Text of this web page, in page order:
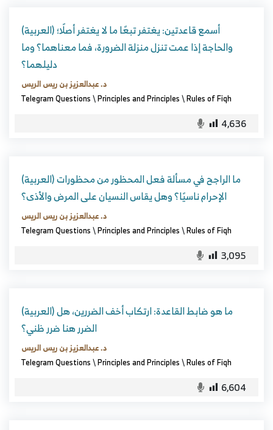
(العربية) أسمع قاعدتين: يغتفر تبعًا ما لا يغتفر أصلًا؛
والحاجة إذا عمت تنزل منزلة الضرورة، فما معناهما؟ وما
دليلهما؟
د. عبدالعزيز بن ريس الريس
Telegram Questions\Principles and Principles\Rules of Fiqh
4,636
(العربية) ما الراجح في مسألة فعل المحظور من محظورات
الإحرام ناسيًا؟ وهل يقاس النسيان على المرض والأذى؟
د. عبدالعزيز بن ريس الريس
Telegram Questions\Principles and Principles\Rules of Fiqh
3,095
(العربية) ما هو ضابط القاعدة: ارتكاب أخف الضررين، هل
الضرر هنا ضرر ظني؟
د. عبدالعزيز بن ريس الريس
Telegram Questions\Principles and Principles\Rules of Fiqh
6,604